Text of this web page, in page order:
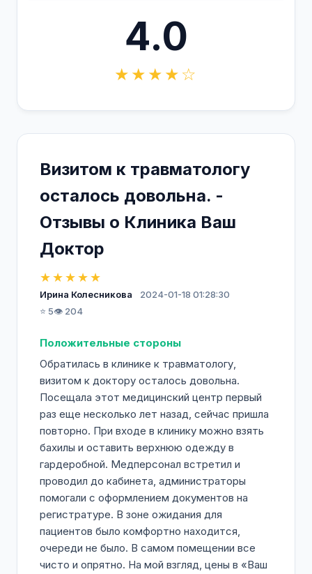
4.0
★★★★☆
Визитом к травматологу
осталось довольна. -
Отзывы о Клиника Ваш
Доктор
★★★★★
Ирина Колесникова
2024-01-18 01:28:30
⭐ 5👁️ 204
Положительные стороны
Обратилась в клинике к травматологу,
визитом к доктору осталось довольна.
Посещала этот медицинский центр первый
раз еще несколько лет назад, сейчас пришла
повторно. При входе в клинику можно взять
бахилы и оставить верхнюю одежду в
гардеробной. Медперсонал встретил и
проводил до кабинета, администраторы
помогали с оформлением документов на
регистратуре. В зоне ожидания для
пациентов было комфортно находится,
очереди не было. В самом помещении все
чисто и опрятно. На мой взгляд, цены в «Ваш